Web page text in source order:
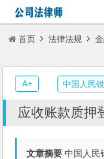
首页 法律法规
（2019）
应收账款质押
文章摘要 中国人
中国人民
A+